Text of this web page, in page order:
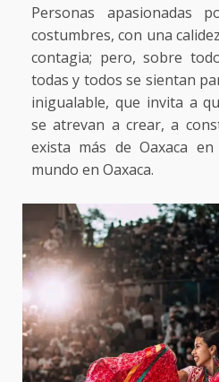
Personas apasionadas
costumbres, con una
contagia; pero, sobre
todas y todos se sientan
inigualable, que invita a
se atrevan a crear, a
exista más de Oaxaca
mundo en Oaxaca.